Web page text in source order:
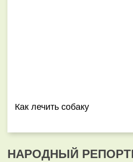
Как лечить собаку
НАРОДНЫЙ